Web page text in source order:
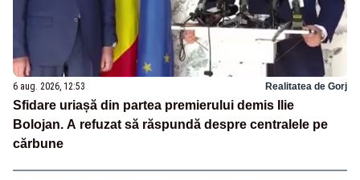
6 aug. 2026, 12:53 Realitatea de Gorj
Sfidare uriașă din partea premierului demis Ilie
Bolojan. A refuzat să răspundă despre centralele pe
cărbune